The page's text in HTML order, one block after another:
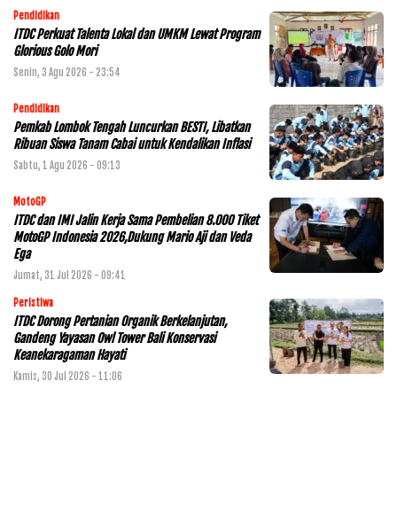
Pendidikan
ITDC Perkuat Talenta Lokal dan UMKM Lewat Program
Glorious Golo Mori
Senin, 3 Agu 2026 - 23:54
Pendidikan
Pemkab Lombok Tengah Luncurkan BESTI, Libatkan
Ribuan Siswa Tanam Cabai untuk Kendalikan Inflasi
Sabtu, 1 Agu 2026 - 09:13
MotoGP
ITDC dan IMI Jalin Kerja Sama Pembelian 8.000 Tiket
MotoGP Indonesia 2026,Dukung Mario Aji dan Veda
Ega
Jumat, 31 Jul 2026 - 09:41
Peristiwa
ITDC Dorong Pertanian Organik Berkelanjutan,
Gandeng Yayasan Owl Tower Bali Konservasi
Keanekaragaman Hayati
Kamis, 30 Jul 2026 - 11:06